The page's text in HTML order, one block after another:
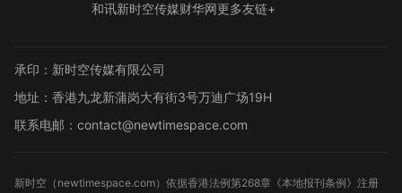
和讯新时空传媒财华网更多友链+
承印：新时空传媒有限公司
地址：香港九龙新蒲岗大有街3号万迪广场19H
联系电邮：contact@newtimespace.com
新时空（ newtimespace.com）依据香港法例第268章《本地报刊条例》注册